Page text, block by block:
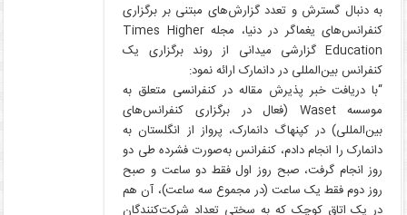
به دنبال گسترش و تعدد گزارش‌های مبتنی بر برگزاری
کنفرانس‌های یغماگر در دنیا، مجله Times Higher
Education گزارشی میدانی از روند برگزاری یک
کنفرانس بین‌المللی در دانمارک ارائه نمود:
“با دریافت خبر پذیرش مقاله در کنفرانسی متعلق به
موسسه Waset (فعال در برگزاری کنفرانس‌های
بین‌المللی) در کپنهاگ دانمارک، پرواز از انگلستان به
دانمارک را انجام دادم، کنفرانس به‌صورت فشرده طی دو
روز انجام گرفت، صبح روز اول فقط دو ساعت و صبح
روز دوم فقط یک ساعت (در مجموع سه ساعت)، آن هم
در یک اتاق کوچک که به سختی تعداد شرکت‌کنندگان